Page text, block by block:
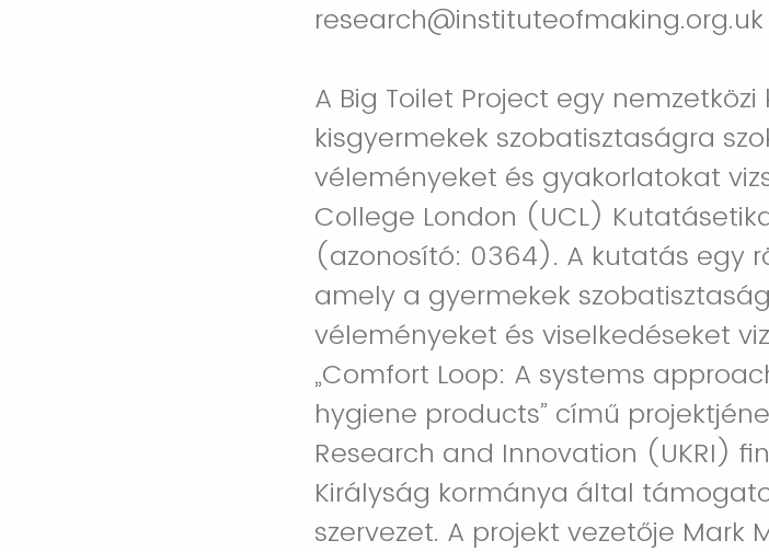
research@instituteofmaking.org.uk
A Big Toilet Project egy
kisgyermekek szobatisztaságra
véleményeket és gyakorlatokat
College London (UCL)
(azonosító: 0364). A kutatás egy
amely a gyermekek
véleményeket és viselkedéseket
„Comfort Loop: A systems
hygiene products” című
Research and Innovation (UKRI)
Királyság kormánya által
szervezet. A projekt vezetője Mark